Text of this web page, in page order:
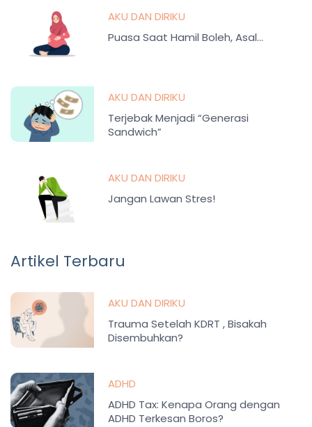
AKU DAN DIRIKU
Puasa Saat Hamil Boleh, Asal…
AKU DAN DIRIKU
Terjebak Menjadi “Generasi
Sandwich”
AKU DAN DIRIKU
Jangan Lawan Stres!
Artikel Terbaru
AKU DAN DIRIKU
Trauma Setelah KDRT , Bisakah
Disembuhkan?
ADHD
ADHD Tax: Kenapa Orang dengan
ADHD Terkesan Boros?